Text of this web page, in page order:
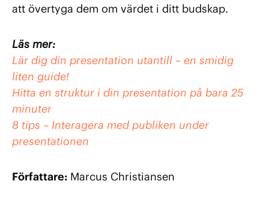
att övertyga dem om värdet i ditt budskap.
Läs mer:
Lär dig din presentation utantill – en smidig
liten guide!
Hitta en struktur i din presentation på bara 25
minuter
8 tips – Interagera med publiken under
presentationen
Författare: Marcus Christiansen